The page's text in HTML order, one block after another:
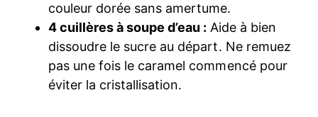
couleur dorée sans amertume.
4 cuillères à soupe d’eau : Aide à bien
dissoudre le sucre au départ. Ne remuez
pas une fois le caramel commencé pour
éviter la cristallisation.